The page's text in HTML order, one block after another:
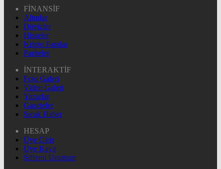
FİNANSİF
Altınlar
Dövizler
Hisseler
Kripto Paralar
Pariteler
İNTERAKTİF
Foto Galeri
Video Galeri
Yazarlar
Gazeteler
Sıcak Haber
HESAP
Üye Giriş
Üye Kayıt
Şifremi Unuttum